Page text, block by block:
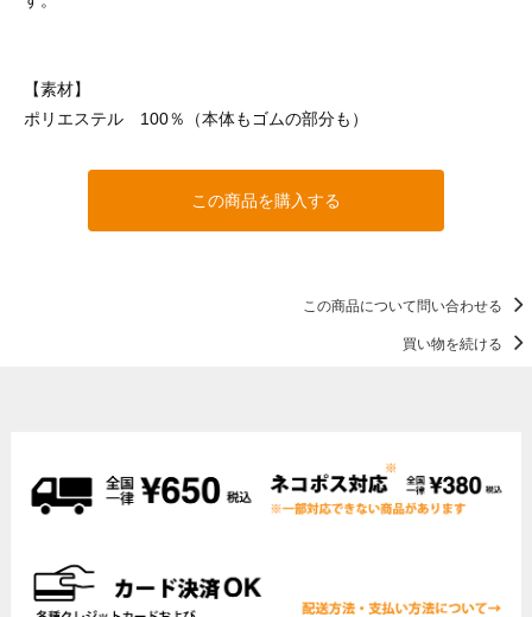
【素材】
ポリエステル 100％（本体もゴムの部分も）
この商品を購入する
この商品について問い合わせる
買い物を続ける